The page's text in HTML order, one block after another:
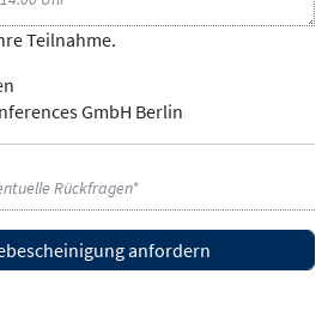
Teilnahme.
GmbH Berlin